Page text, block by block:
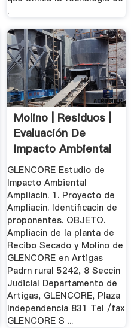
.
Molino | Residuos |
Evaluación De
Impacto Ambiental
GLENCORE Estudio de
Impacto Ambiental
Ampliacin. 1. Proyecto de
Ampliacin. Identificacin de
proponentes. OBJETO.
Ampliacin de la planta de
Recibo Secado y Molino de
GLENCORE en Artigas
Padrn rural 5242, 8 Seccin
Judicial Departamento de
Artigas, GLENCORE, Plaza
Independencia 831 Tel /fax
GLENCORE S ...